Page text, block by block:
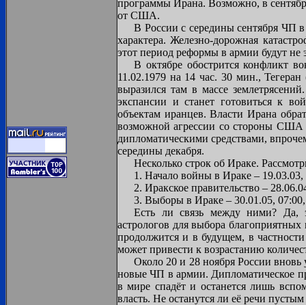
программы Ирана. Возможно, в
от США.
В России с середины сентября ЧП
характера. Железно-дорожная
этот период реформы в армии будут
В октябре обострится конфликт
11.02.1979 на 14 час. 30 мин.,
выразился там в массе
экспансии и станет готовиться к
объектам иранцев. Власти Ирана
возможной агрессии со стороны США
дипломатическими средствами,
середины декабря.
Несколько строк об Ираке.
1. Начало войны в Ираке –
2. Иракское правительство –
3. Выборы в Ираке – 30.01.05, 07:00,
Есть ли связь между ними? Да,
астрологов для выбора
продолжится и в будущем, в
может привести к возрастанию
Около 20 и 28 ноября России
новые ЧП в армии. Дипломатическое
в мире спадёт и останется лишь
власть. Не останутся ли её речи